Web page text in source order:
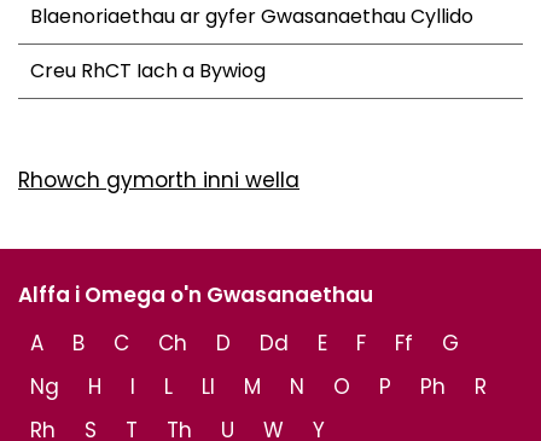
Blaenoriaethau ar gyfer Gwasanaethau Cyllido
Creu RhCT Iach a Bywiog
Rhowch gymorth inni wella
Alffa i Omega o'n Gwasanaethau
A
B C Ch D Dd E F Ff
G
Ng
H I L Ll M N O P Ph
R
Rh
S T Th U W Y